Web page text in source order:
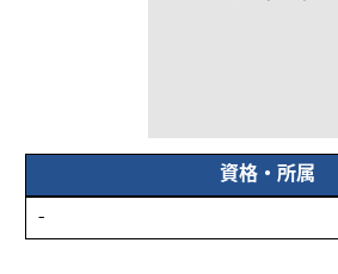
資格・所属
-